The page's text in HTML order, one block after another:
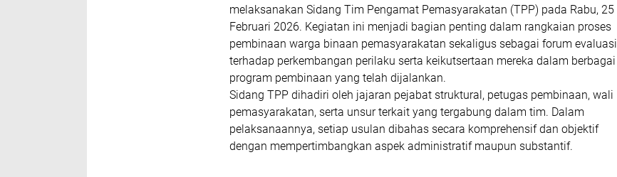
melaksanakan Sidang Tim Pengamat Pemasyarakatan (TPP) pada Rabu, 25
Februari 2026. Kegiatan ini menjadi bagian penting dalam rangkaian proses
pembinaan warga binaan pemasyarakatan sekaligus sebagai forum evaluasi
terhadap perkembangan perilaku serta keikutsertaan mereka dalam berbagai
program pembinaan yang telah dijalankan.
Sidang TPP dihadiri oleh jajaran pejabat struktural, petugas pembinaan, wali
pemasyarakatan, serta unsur terkait yang tergabung dalam tim. Dalam
pelaksanaannya, setiap usulan dibahas secara komprehensif dan objektif
dengan mempertimbangkan aspek administratif maupun substantif.